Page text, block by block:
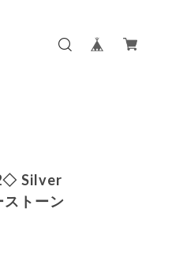
Silver
トーン